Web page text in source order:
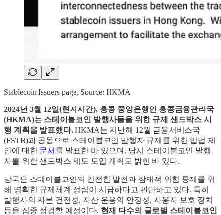
Stablecoin Issuers page, Source: HKMA
2024년 3월 12일(현지시간), 홍콩 중앙은행인 홍콩금융관리국
(HKMA)는 스테이블코인 발행사들을 위한 규제 샌드박스 시
행 계획을 발표했다. HKMA는 지난해 12월 금융서비스국
(FSTB)과 공동으로 스테이블코인 발행자 규제를 위한 입법 제
안에 대한 문서 를 발표한 바 있으며, 당시 스테이블코인 발행
자를 위한 샌드박스 제도 도입 계획도 밝힌 바 있다.
당국은 스테이블코인의 건전한 발전과 잠재적 위험 통제를 위
해 명확한 규제체계 정립이 시급하다고 판단하고 있다. 특히
발행사의 자본 건전성, 자산 운용의 안정성, 사용자 보호 장치
등을 집중 점검할 예정이다. 현재 다수의 글로벌 스테이블코인